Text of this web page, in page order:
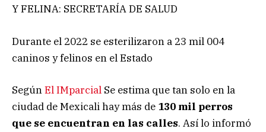
Y FELINA: SECRETARÍA DE SALUD
Durante el 2022 se esterilizaron a 23 mil 004
caninos y felinos en el Estado
SegúnEl IMparcial Se estima que tan solo en la
ciudad de Mexicali hay más de 130 mil perros
que se encuentran en las calles. Así lo informó